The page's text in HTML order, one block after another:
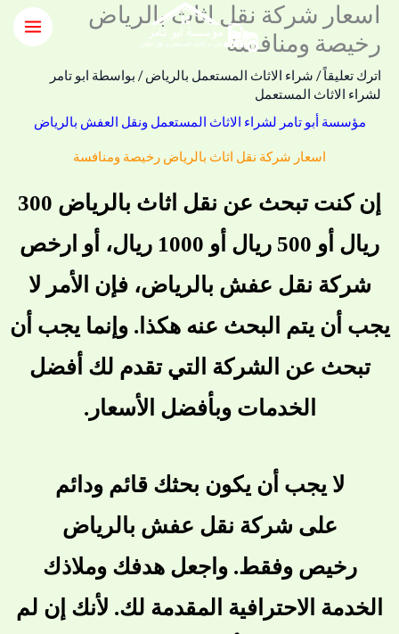
تخطي
المحتوى
اسعار شركة نقل اثاث بالرياض
رخيصة ومنافسة
اترك تعليقاً / شراء الاثاث المستعمل بالرياض/ بواسطة ابو تامر
لشراء الاثاث المستعمل
مؤسسة أبو تامر لشراء الاثاث المستعمل ونقل العفش بالرياض
اسعار شركة نقل اثاث بالرياض رخيصة ومنافسة
إن كنت تبحث عن نقل اثاث بالرياض 300
ريال أو 500 ريال أو 1000 ريال، أو
ارخص
شركة نقل عفش بالرياض، فإن الأمر لا
يجب أن يتم البحث عنه هكذا. وإنما يجب أن
تبحث عن الشركة التي تقدم لك أفضل
الخدمات وبأفضل الأسعار.
لا يجب أن يكون بحثك قائم ودائم
على شركة نقل عفش بالرياض
رخيص وفقط. واجعل هدفك وملاذك
الخدمة الاحترافية المقدمة لك. لأنك إن لم